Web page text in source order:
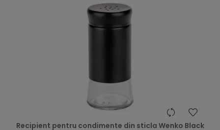
Recipient pentru condimente din sticla Wenko Black